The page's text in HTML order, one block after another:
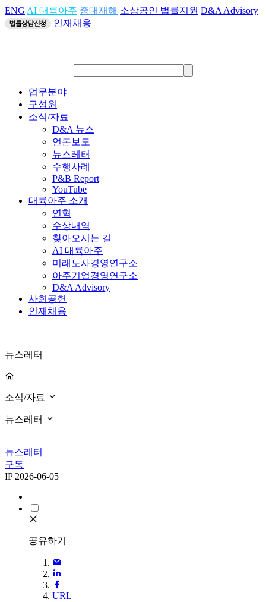
ENG AI 대륙아주 중대재해 소상공인 법률지원 D&A Advisory
인재채용
업무분야
구성원
소식/자료
D&A 뉴스
언론보도
뉴스레터
수행사례
P&B Report
YouTube
대륙아주 소개
연혁
수상내역
찾아오시는 길
AI 대륙아주
미래노사경영연구소
아주기업경영연구소
D&A Advisory
사회공헌
인재채용
뉴스레터
소식/자료
뉴스레터
뉴스레터
구독
IP 2026-06-05
공유하기
URL